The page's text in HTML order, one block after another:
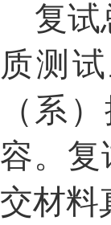
复试
质测
（系
容。复
交材料